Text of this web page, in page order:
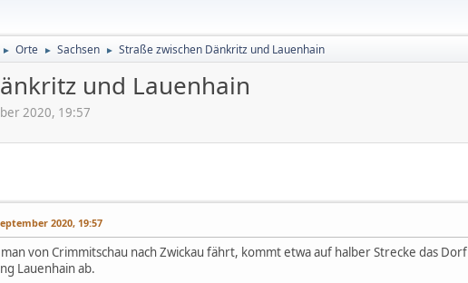
► Orte ► Sachsen ► Straße zwischen Dänkritz und Lauenhain
und Lauenhain
2020, 19:57
2020, 19:57
von Crimmitschau nach Zwickau fährt, kommt etwa auf halber Strecke das Dorf
Lauenhain ab.